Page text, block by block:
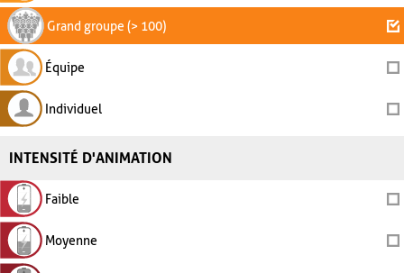
Grand groupe (> 100)
Équipe
Individuel
INTENSITÉ D'ANIMATION
Faible
Moyenne